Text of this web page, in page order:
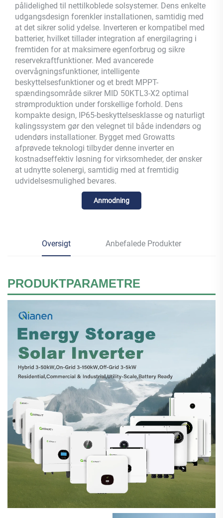
pålidelighed til nettilkoblede solsystemer. Dens enkelte
udgangsdesign forenkler installationen, samtidig med
at det sikrer solid ydelse. Inverteren er kompatibel med
batterier, hvilket tillader integration af energilagring i
fremtiden for at maksimere egenforbrug og sikre
reservekraftfunktioner. Med avancerede
overvågningsfunktioner, intelligente
beskyttelsesfunktioner og et bredt MPPT-
spændingsområde sikrer MID 50KTL3-X2 optimal
strømproduktion under forskellige forhold. Dens
kompakte design, IP65-beskyttelsesklasse og naturligt
kølingssystem gør den velegnet til både indendørs og
udendørs installationer. Bygget med Growatts
afprøvede teknologi tilbyder denne inverter en
kostnadseffektiv løsning for virksomheder, der ønsker
at udnytte solenergi, samtidig med at fremtidig
udvidelsesmulighed bevares.
Anmodning
Oversigt Anbefalede Produkter
PRODUKTPARAMETRE